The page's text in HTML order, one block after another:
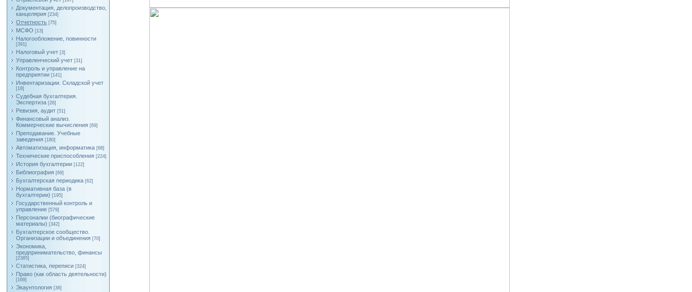
Документация, делопроизводство,
канцелярия [234]
Отчетность [75]
МСФО [13]
Налогообложение, повинности
[391]
Налоговый учет [3]
Управленческий учет [31]
Контроль и управление на
предприятии [141]
Инвентаризации. Складской учет
[18]
Судебная бухгалтерия.
Экспертиза [26]
Ревизия, аудит [51]
Финансовый анализ.
Коммерческие вычисления [69]
Преподавание. Учебные
заведения [180]
Автоматизация, информатика [68]
Технические приспособления [224]
История бухгалтерии [122]
Библиография [69]
Бухгалтерская периодика [62]
Нормативная база (в
бухгалтерии) [195]
Государственный контроль и
управление [579]
Персоналии (биографические
материалы) [342]
Бухгалтерское сообщество.
Организации и объединения [70]
Экономика,
предпринимательство, финансы
[2385]
Статистика, переписи [324]
Право (как область деятельности)
[169]
Экаунтология [36]